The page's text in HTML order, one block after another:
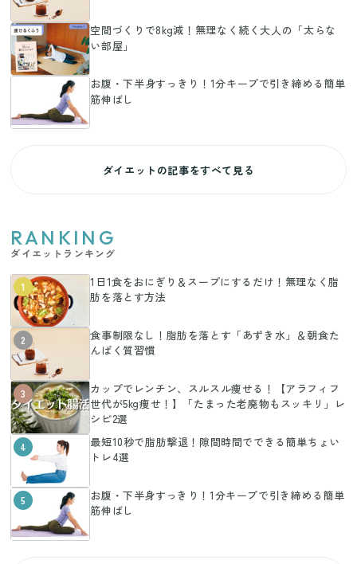
空間づくりで8kg減！無理なく続く大人の「太らな
い部屋」
お腹・下半身すっきり！1分キープで引き締める簡単
筋伸ばし
ダイエットの記事をすべて見る
RANKING
ダイエットランキング
1
1日1食をおにぎり＆スープにするだけ！無理なく脂
肪を落とす方法
2
食事制限なし！脂肪を落とす「あずき水」＆朝食た
んぱく質習慣
3
カップでレンチン、スルスル痩せる！【アラフィフ
世代が5kg痩せ！】「たまった老廃物もスッキリ」レ
シピ2選
4
最短10秒で脂肪撃退！隙間時間でできる簡単ちょい
トレ4選
5
お腹・下半身すっきり！1分キープで引き締める簡単
筋伸ばし